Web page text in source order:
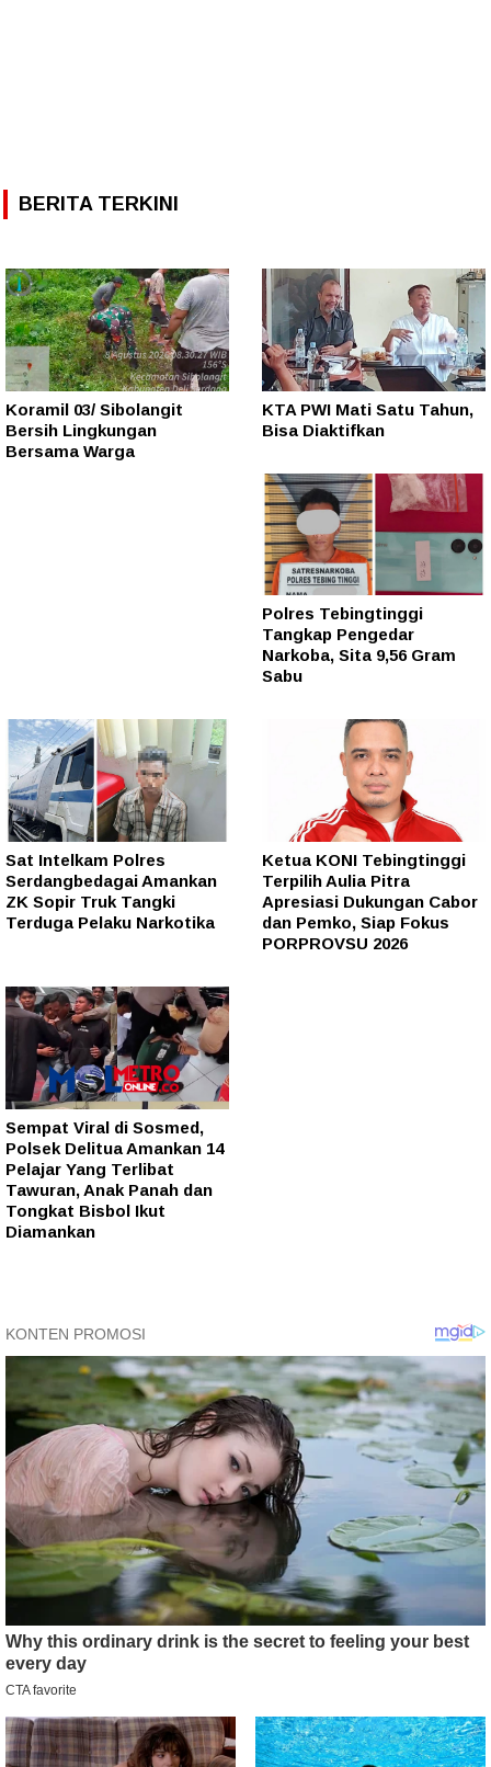
BERITA TERKINI
Koramil 03/ Sibolangit
Bersih Lingkungan
Bersama Warga
KTA PWI Mati Satu Tahun,
Bisa Diaktifkan
Polres Tebingtinggi
Tangkap Pengedar
Narkoba, Sita 9,56 Gram
Sabu
Sat Intelkam Polres
Serdangbedagai Amankan
ZK Sopir Truk Tangki
Terduga Pelaku Narkotika
Ketua KONI Tebingtinggi
Terpilih Aulia Pitra
Apresiasi Dukungan Cabor
dan Pemko, Siap Fokus
PORPROVSU 2026
Sempat Viral di Sosmed,
Polsek Delitua Amankan 14
Pelajar Yang Terlibat
Tawuran, Anak Panah dan
Tongkat Bisbol Ikut
Diamankan